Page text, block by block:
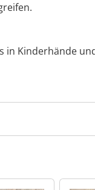
in Kinderhände
wählen.